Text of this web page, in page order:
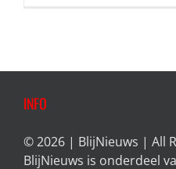
INFO
© 2026 | BlijNieuws | All
BlijNieuws is onderdeel